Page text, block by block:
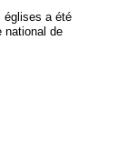
églises a été
national de